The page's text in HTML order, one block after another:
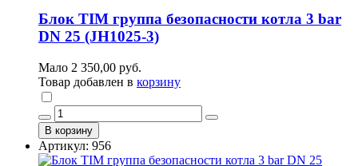
Блок TIM группа безопасности котла 3 bar
DN 25 (JH1025-3)
Мало 2 350,00 руб.
Товар добавлен в корзину
В корзину
Артикул: 956